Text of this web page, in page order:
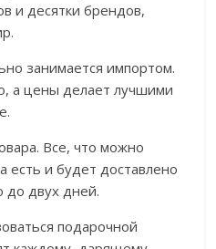
и десятки брендов,
занимается импортом.
а цены делает лучшими
Все, что можно
есть и будет доставлено
до двух дней.
подарочной